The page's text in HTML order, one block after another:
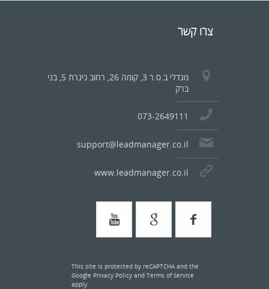
צרו קשר
מגדלי ב.ס.ר 3, קומה 26, רחוב כינרת 5, בני
ברק
073-2649111
support@leadmanager.co.il
www.leadmanager.co.il
This site is protected by reCAPTCHA and the
Google Privacy Policy and Terms of Service
apply.